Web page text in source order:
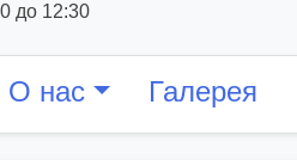
до 12:30
О нас Галерея